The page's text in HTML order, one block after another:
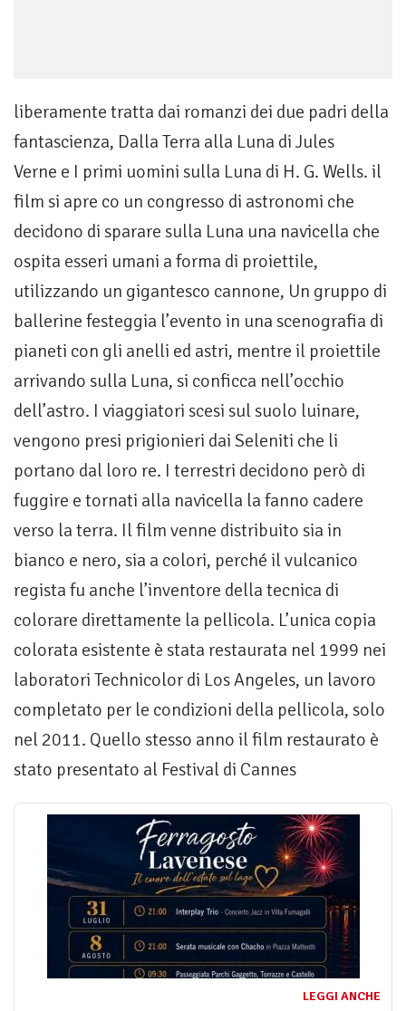
liberamente tratta dai romanzi dei due padri della
fantascienza, Dalla Terra alla Luna di Jules
Verne e I primi uomini sulla Luna di H. G. Wells. il
film si apre co un congresso di astronomi che
decidono di sparare sulla Luna una navicella che
ospita esseri umani a forma di proiettile,
utilizzando un gigantesco cannone, Un gruppo di
ballerine festeggia l’evento in una scenografia di
pianeti con gli anelli ed astri, mentre il proiettile
arrivando sulla Luna, si conficca nell’occhio
dell’astro. I viaggiatori scesi sul suolo luinare,
vengono presi prigionieri dai Seleniti che li
portano dal loro re. I terrestri decidono però di
fuggire e tornati alla navicella la fanno cadere
verso la terra. Il film venne distribuito sia in
bianco e nero, sia a colori, perché il vulcanico
regista fu anche l’inventore della tecnica di
colorare direttamente la pellicola. L’unica copia
colorata esistente è stata restaurata nel 1999 nei
laboratori Technicolor di Los Angeles, un lavoro
completato per le condizioni della pellicola, solo
nel 2011. Quello stesso anno il film restaurato è
stato presentato al Festival di Cannes
LEGGI ANCHE